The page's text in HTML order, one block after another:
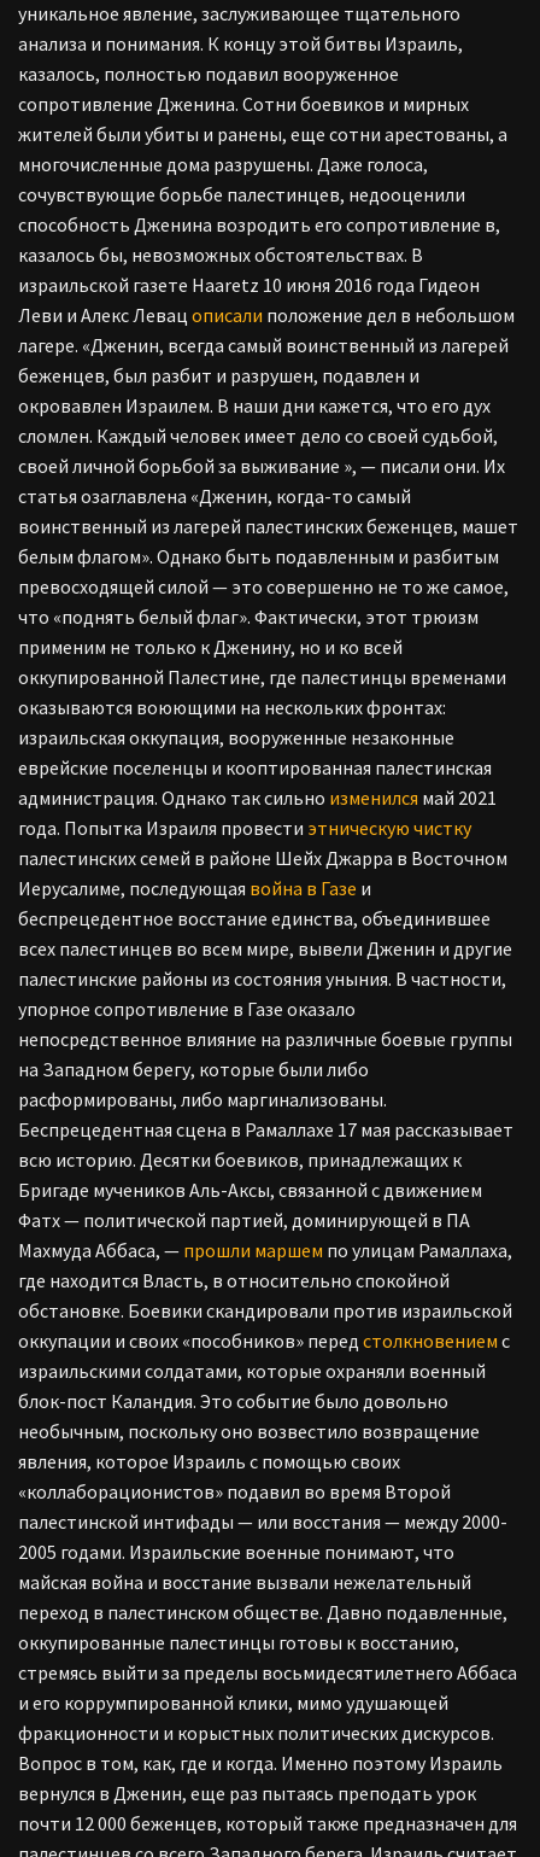
уникальное явление, заслуживающее тщательного
анализа и понимания. К концу этой битвы Израиль,
казалось, полностью подавил вооруженное
сопротивление Дженина. Сотни боевиков и мирных
жителей были убиты и ранены, еще сотни арестованы, а
многочисленные дома разрушены. Даже голоса,
сочувствующие борьбе палестинцев, недооценили
способность Дженина возродить его сопротивление в,
казалось бы, невозможных обстоятельствах. В
израильской газете Haaretz 10 июня 2016 года Гидеон
Леви и Алекс Левац описали положение дел в небольшом
лагере. «Дженин, всегда самый воинственный из лагерей
беженцев, был разбит и разрушен, подавлен и
окровавлен Израилем. В наши дни кажется, что его дух
сломлен. Каждый человек имеет дело со своей судьбой,
своей личной борьбой за выживание », — писали они. Их
статья озаглавлена «Дженин, когда-то самый
воинственный из лагерей палестинских беженцев, машет
белым флагом». Однако быть подавленным и разбитым
превосходящей силой — это совершенно не то же самое,
что «поднять белый флаг». Фактически, этот трюизм
применим не только к Дженину, но и ко всей
оккупированной Палестине, где палестинцы временами
оказываются воюющими на нескольких фронтах:
израильская оккупация, вооруженные незаконные
еврейские поселенцы и кооптированная палестинская
администрация. Однако так сильно изменился май 2021
года. Попытка Израиля провести этническую чистку
палестинских семей в районе Шейх Джарра в Восточном
Иерусалиме, последующая война в Газе и
беспрецедентное восстание единства, объединившее
всех палестинцев во всем мире, вывели Дженин и другие
палестинские районы из состояния уныния. В частности,
упорное сопротивление в Газе оказало
непосредственное влияние на различные боевые группы
на Западном берегу, которые были либо
расформированы, либо маргинализованы.
Беспрецедентная сцена в Рамаллахе 17 мая рассказывает
всю историю. Десятки боевиков, принадлежащих к
Бригаде мучеников Аль-Аксы, связанной с движением
Фатх — политической партией, доминирующей в ПА
Махмуда Аббаса, — прошли маршем по улицам Рамаллаха,
где находится Власть, в относительно спокойной
обстановке. Боевики скандировали против израильской
оккупации и своих «пособников» перед столкновением с
израильскими солдатами, которые охраняли военный
блок-пост Каландия. Это событие было довольно
необычным, поскольку оно возвестило возвращение
явления, которое Израиль с помощью своих
«коллаборационистов» подавил во время Второй
палестинской интифады — или восстания — между 2000-
2005 годами. Израильские военные понимают, что
майская война и восстание вызвали нежелательный
переход в палестинском обществе. Давно подавленные,
оккупированные палестинцы готовы к восстанию,
стремясь выйти за пределы восьмидесятилетнего Аббаса
и его коррумпированной клики, мимо удушающей
фракционности и корыстных политических дискурсов.
Вопрос в том, как, где и когда. Именно поэтому Израиль
вернулся в Дженин, еще раз пытаясь преподать урок
почти 12 000 беженцев, который также предназначен для